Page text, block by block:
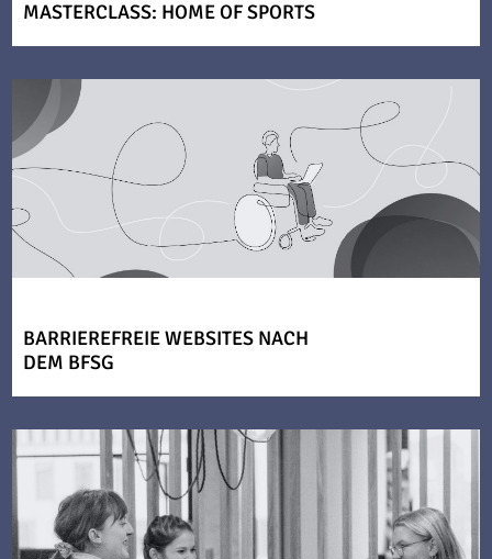
MASTERCLASS: HOME OF SPORTS
BARRIEREFREIE WEBSITES NACH
DEM BFSG